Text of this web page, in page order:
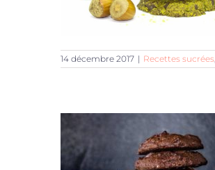
14 décembre 2017 | Recettes sucrées